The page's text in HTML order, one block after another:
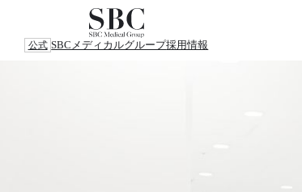
公式 SBCメディカルグループ採用情報